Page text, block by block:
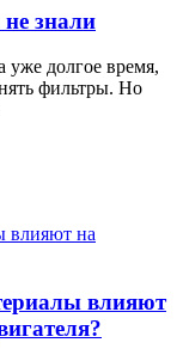
знали
уже долгое время,
фильтры. Но
влияют